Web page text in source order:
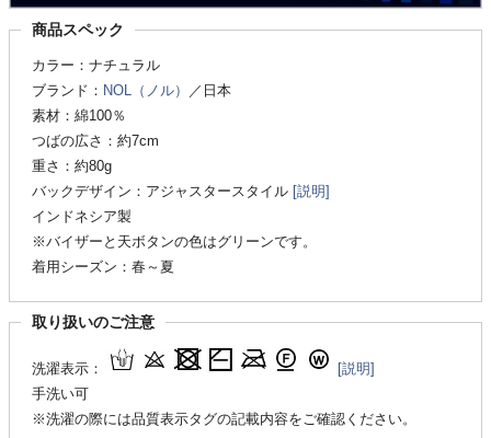
商品スペック
カラー：ナチュラル
ブランド： NOL（ノル）
／日本
素材：綿100％
つばの広さ：約7cm
重さ：約80g
バックデザイン：アジャスタースタイル [説明]
インドネシア製
※バイザーと天ボタンの色はグリーンです。
着用シーズン：春～夏
取り扱いのご注意
洗濯表示：
[説明]
手洗い可
※洗濯の際には品質表示タグの記載内容をご確認ください。